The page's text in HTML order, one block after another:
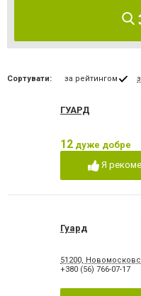
Сортувати: за рейтингом
ГУАРД
12 дуже добре
Я
Гуард
51200,
+380 (56) 766-07-17